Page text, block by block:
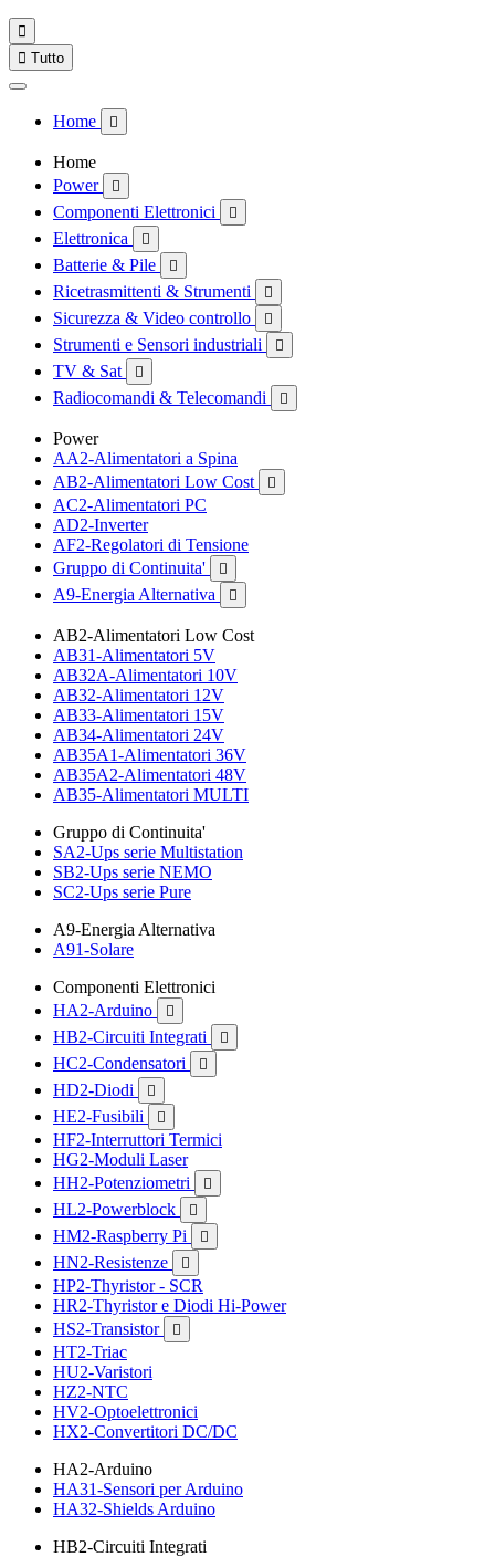

 Tutto
Home 
Home
Power

Componenti Elettronici 
Elettronica 
Batterie & Pile 
Ricetrasmittenti & Strumenti 
Sicurezza & Video controllo 
Strumenti e Sensori industriali 
TV & Sat 
Radiocomandi & Telecomandi 
Power
AA2-Alimentatori a Spina
AB2-Alimentatori Low Cost

AC2-Alimentatori PC
AD2-Inverter
AF2-Regolatori di Tensione
Gruppo di Continuita'

A9-Energia Alternativa 
AB2-Alimentatori Low Cost
AB31-Alimentatori 5V
AB32A-Alimentatori 10V
AB32-Alimentatori 12V
AB33-Alimentatori 15V
AB34-Alimentatori 24V
AB35A1-Alimentatori 36V
AB35A2-Alimentatori 48V
AB35-Alimentatori MULTI
Gruppo di Continuita'
SA2-Ups serie Multistation
SB2-Ups serie NEMO
SC2-Ups serie Pure
A9-Energia Alternativa
A91-Solare
Componenti Elettronici
HA2-Arduino

HB2-Circuiti Integrati 
HC2-Condensatori 
HD2-Diodi 
HE2-Fusibili 
HF2-Interruttori Termici
HG2-Moduli Laser
HH2-Potenziometri

HL2-Powerblock 
HM2-Raspberry Pi 
HN2-Resistenze 
HP2-Thyristor - SCR
HR2-Thyristor e Diodi Hi-Power
HS2-Transistor

HT2-Triac
HU2-Varistori
HZ2-NTC
HV2-Optoelettronici
HX2-Convertitori DC/DC
HA2-Arduino
HA31-Sensori per Arduino
HA32-Shields Arduino
HB2-Circuiti Integrati